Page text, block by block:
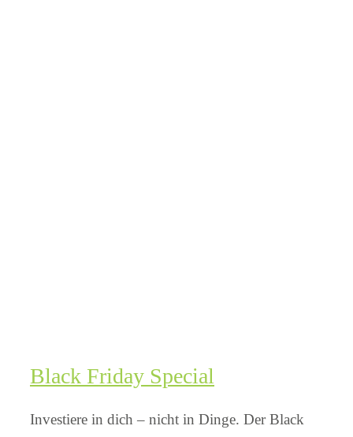
Black Friday Special
Investiere in dich – nicht in Dinge. Der Black